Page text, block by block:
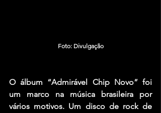
Foto: Divulgação
O álbum “Admirável Chip Novo” foi
um marco na música brasileira por
vários motivos. Um disco de rock de